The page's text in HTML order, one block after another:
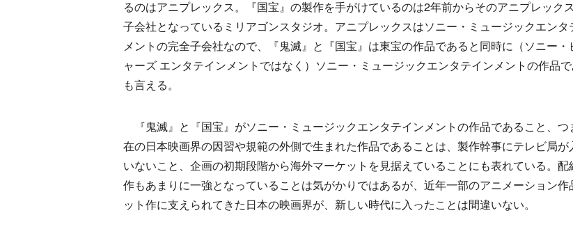
るのはアニプレックス。『国宝』の製作を手がけているのは2年前からそのアニプレック
子会社となっているミリアゴンスタジオ。アニプレックスはソニー・ミュージックエンタ
メントの完全子会社なので、『鬼滅』と『国宝』は東宝の作品であると同時に（ソニー・
ャーズ エンタテインメントではなく）ソニー・ミュージックエンタテインメントの作品
も言える。
『鬼滅』と『国宝』がソニー・ミュージックエンタテインメントの作品であること、つ
在の日本映画界の因習や規範の外側で生まれた作品であることは、製作幹事にテレビ局が
いないこと、企画の初期段階から海外マーケットを見据えていることにも表れている。配
作もあまりに一強となっていることは気がかりではあるが、近年一部のアニメーション作
ット作に支えられてきた日本の映画界が、新しい時代に入ったことは間違いない。